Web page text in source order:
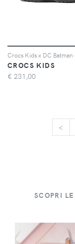
CROCS KIDS
€ 231,00
<
SCOPRI